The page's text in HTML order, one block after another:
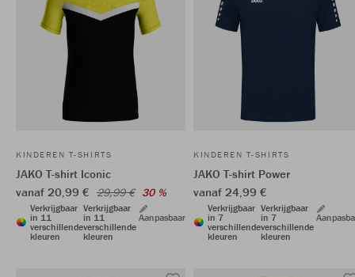
KINDEREN T-SHIRTS
JAKO T-shirt Iconic
vanaf 20,99 € 29,99 € 30 %
Verkrijgbaar
in 11
verschillende
kleuren
Verkrijgbaar
in 11
verschillende
kleuren
Aanpasbaar
KINDEREN T-SHIRTS
JAKO T-shirt Power
vanaf 24,99 €
Verkrijgbaar
in 7
verschillende
kleuren
Verkrijgbaar
in 7
verschillende
kleuren